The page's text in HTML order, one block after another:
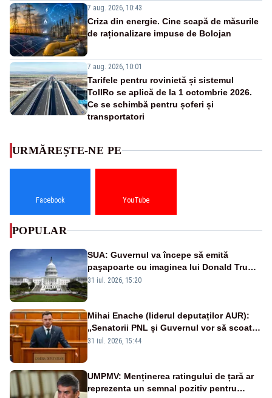
7 aug. 2026, 10:43
Criza din energie. Cine scapă de măsurile
de raționalizare impuse de Bolojan
7 aug. 2026, 10:01
Tarifele pentru rovinietă și sistemul
TollRo se aplică de la 1 octombrie 2026.
Ce se schimbă pentru șoferi și
transportatori
URMĂREȘTE-NE PE
Facebook YouTube
POPULAR
SUA: Guvernul va începe să emită
paşapoarte cu imaginea lui Donald Trump
începând cu 8 august
31 iul. 2026, 15:20
Mihai Enache (liderul deputaților AUR):
„Senatorii PNL și Guvernul vor să scoată
la vânzare bunuri publice pentru a stinge
31 iul. 2026, 15:44
UMPMV: Menținerea ratingului de țară ar
reprezenta un semnal pozitiv pentru